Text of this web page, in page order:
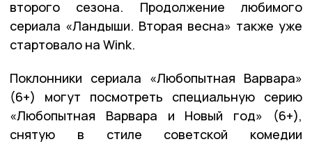
второго сезона. Продолжение любимого
сериала «Ландыши. Вторая весна» также уже
стартовало на Wink.
Поклонники сериала «Любопытная Варвара»
(6+) могут посмотреть специальную серию
«Любопытная Варвара и Новый год» (6+),
снятую в стиле советской комедии